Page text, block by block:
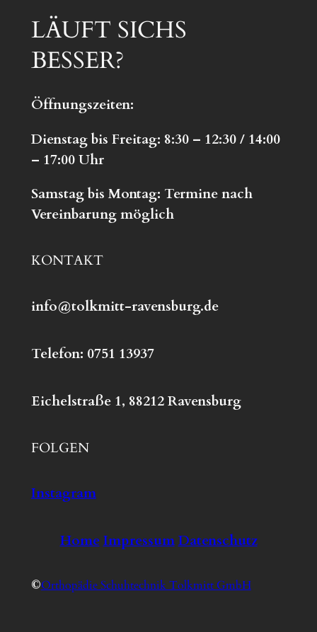
LÄUFT SICHS
BESSER?
Öffnungszeiten:
Dienstag bis Freitag: 8:30 – 12:30 / 14:00
– 17:00 Uhr
Samstag bis Montag: Termine nach
Vereinbarung möglich
KONTAKT
info@tolkmitt-ravensburg.de
Telefon: 0751 13937
Eichelstraße 1, 88212 Ravensburg
FOLGEN
Instagram
HomeImpressumDatenschutz
©Orthopädie Schuhtechnik Tolkmitt GmbH